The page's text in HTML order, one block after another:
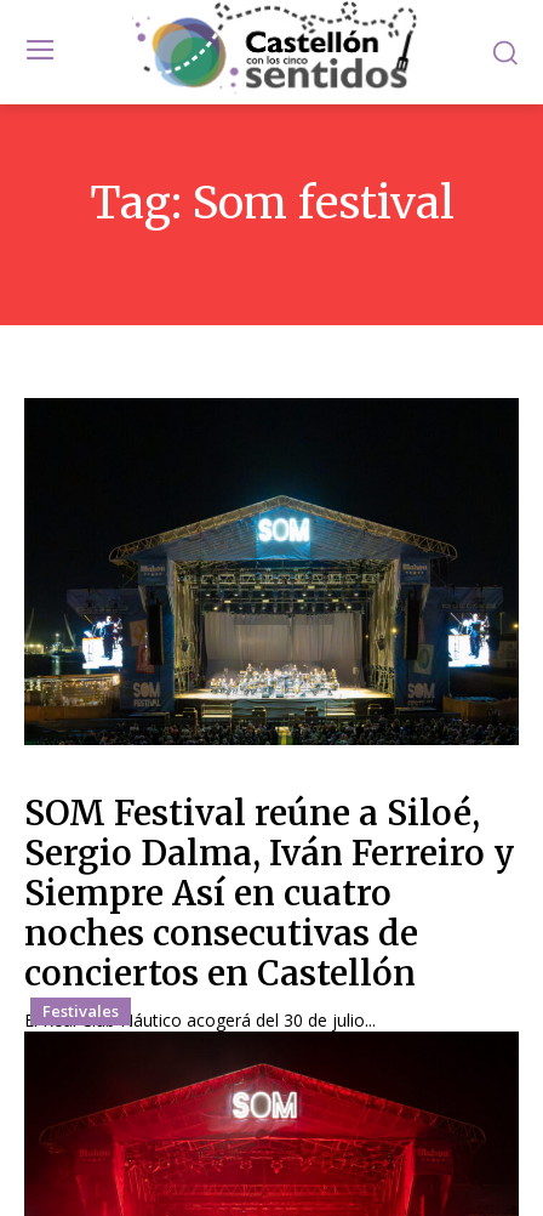
Tag: Som festival
Festivales
SOM Festival reúne a Siloé,
Sergio Dalma, Iván Ferreiro y
Siempre Así en cuatro
noches consecutivas de
conciertos en Castellón
El Real Club Náutico acogerá del 30 de julio...